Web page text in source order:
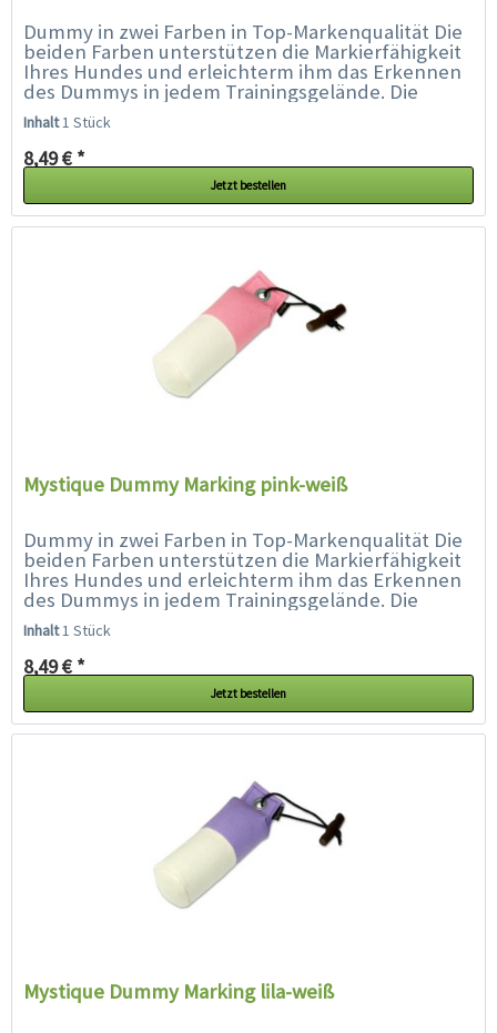
Dummy in zwei Farben in Top-Markenqualität Die
beiden Farben unterstützen die Markierfähigkeit
Ihres Hundes und erleichterm ihm das Erkennen
des Dummys in jedem Trainingsgelände. Die
spezielle Füllung und...
Inhalt1 Stück
8,49 € *
Jetzt bestellen
Mystique Dummy Marking pink-weiß
Dummy in zwei Farben in Top-Markenqualität Die
beiden Farben unterstützen die Markierfähigkeit
Ihres Hundes und erleichterm ihm das Erkennen
des Dummys in jedem Trainingsgelände. Die
spezielle Füllung und...
Inhalt1 Stück
8,49 € *
Jetzt bestellen
Mystique Dummy Marking lila-weiß